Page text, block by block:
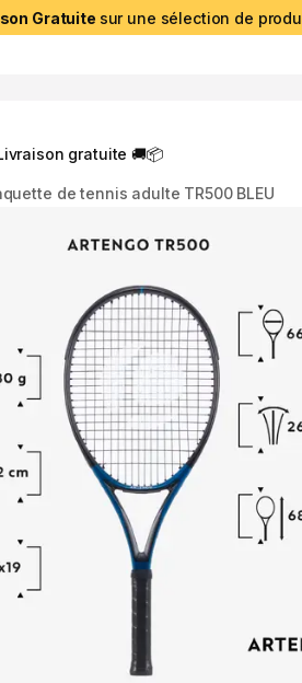
Gratuite sur une sélection de
gratuite 🚚📦
de tennis adulte TR500 BLEU